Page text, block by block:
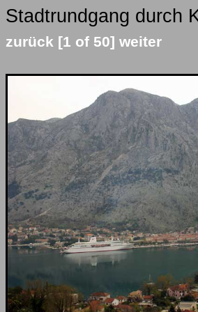
Stadtrundgang durch
zurück [1 of 50] weiter